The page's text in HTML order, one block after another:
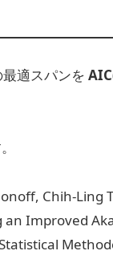
適スパンを
Chih-Ling
an Improved